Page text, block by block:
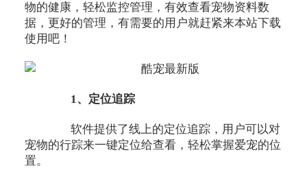
物的健康，轻松监控管理，有效查看宠物资料数
据，更好的管理，有需要的用户就赶紧来本站下载
使用吧！
1、定位追踪
软件提供了线上的定位追踪，用户可以对
宠物的行踪来一键定位给查看，轻松掌握爱宠的位
置。